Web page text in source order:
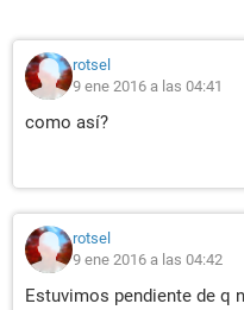
rotsel
9 ene 2016 a las 04:41
como así?
rotsel
9 ene 2016 a las 04:42
Estuvimos pendiente de q